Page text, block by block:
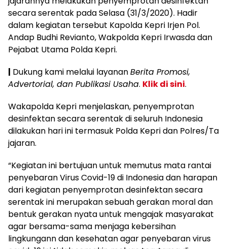
secara serentak pada Selasa (31/3/2020). Hadir
dalam kegiatan tersebut Kapolda Kepri Irjen Pol.
Andap Budhi Revianto, Wakpolda Kepri Irwasda dan
Pejabat Utama Polda Kepri.
| Dukung kami melalui layananBerita Promosi,
Advertorial, dan Publikasi Usaha. Klik di sini.
Wakapolda Kepri menjelaskan, penyemprotan
desinfektan secara serentak di seluruh Indonesia
dilakukan hari ini termasuk Polda Kepri dan Polres/Ta
jajaran.
“Kegiatan ini bertujuan untuk memutus mata rantai
penyebaran Virus Covid-19 di Indonesia dan harapan
dari kegiatan penyemprotan desinfektan secara
serentak ini merupakan sebuah gerakan moral dan
bentuk gerakan nyata untuk mengajak masyarakat
agar bersama-sama menjaga kebersihan
lingkungann dan kesehatan agar penyebaran virus